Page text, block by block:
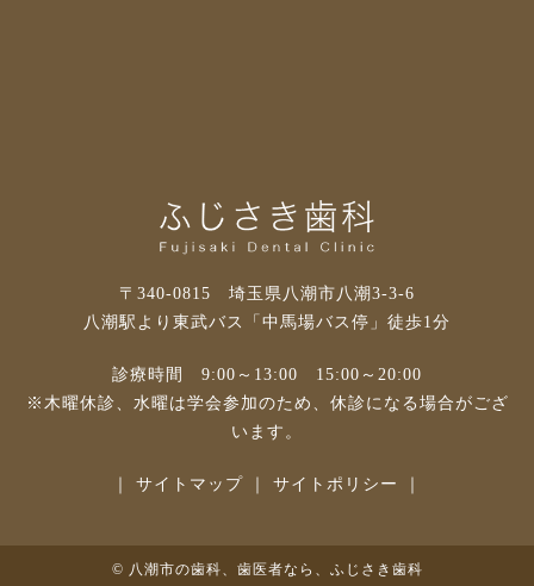
〒340-0815 埼玉県八潮市八潮3-3-6
八潮駅より東武バス「中馬場バス停」徒歩1分
診療時間 9:00～13:00 15:00～20:00
※木曜休診、水曜は学会参加のため、休診になる場合がござ
います。
｜ サイトマップ ｜ サイトポリシー ｜
© 八潮市の歯科、歯医者なら、ふじさき歯科